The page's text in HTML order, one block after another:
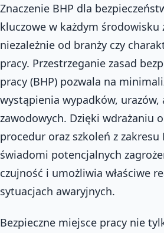
Znaczenie BHP dla
kluczowe w każdym środowisku
niezależnie od branży czy
pracy. Przestrzeganie zasad
pracy (BHP) pozwala na
wystąpienia wypadków, urazów,
zawodowych. Dzięki wdrażaniu
procedur oraz szkoleń z zakresu
świadomi potencjalnych
czujność i umożliwia właściwe
sytuacjach awaryjnych.
Bezpieczne miejsce pracy nie